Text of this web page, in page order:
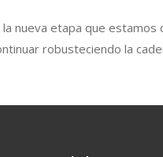
nueva etapa que
robusteciendo la